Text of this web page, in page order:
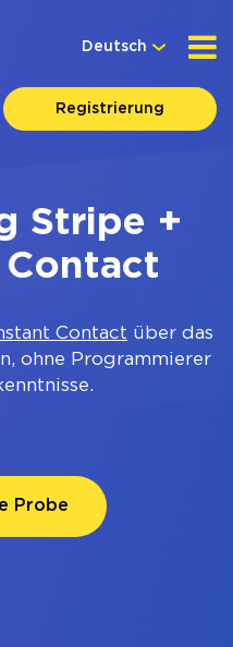
Deutsch
Registrierung
Stripe +
Contact über das
ohne Programmierer
Probe